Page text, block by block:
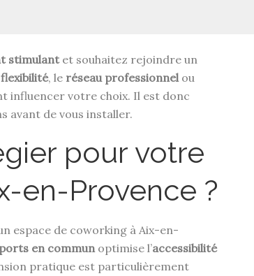
stimulantet souhaitez rejoindre un
flexibilité, le réseau professionnel ou
influencer votre choix. Il est donc
avant de vous installer.
pour votre
en-Provence ?
espace de coworking à Aix-en-
en commun optimise l’accessibilité
pratique est particulièrement